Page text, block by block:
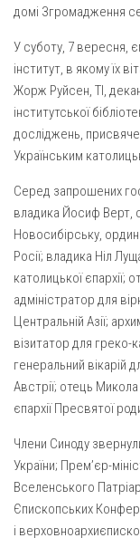
домі Згромадження
У суботу, 7 вересня,
інститут, в якому їх
Жорж Руйсен, ТІ,
інститутської
досліджень,
Українським
Серед запрошених
владика Йосиф Верт,
Новосибірську,
Росії; владика Ніл
католицької єпархії;
адміністратор для
Центральній Азії;
візитатор для греко-
генеральний вікарій
Австрії; отець
єпархії Пресвятої
Члени Синоду
України; Прем’єр-
Вселенського
Єпископських
і